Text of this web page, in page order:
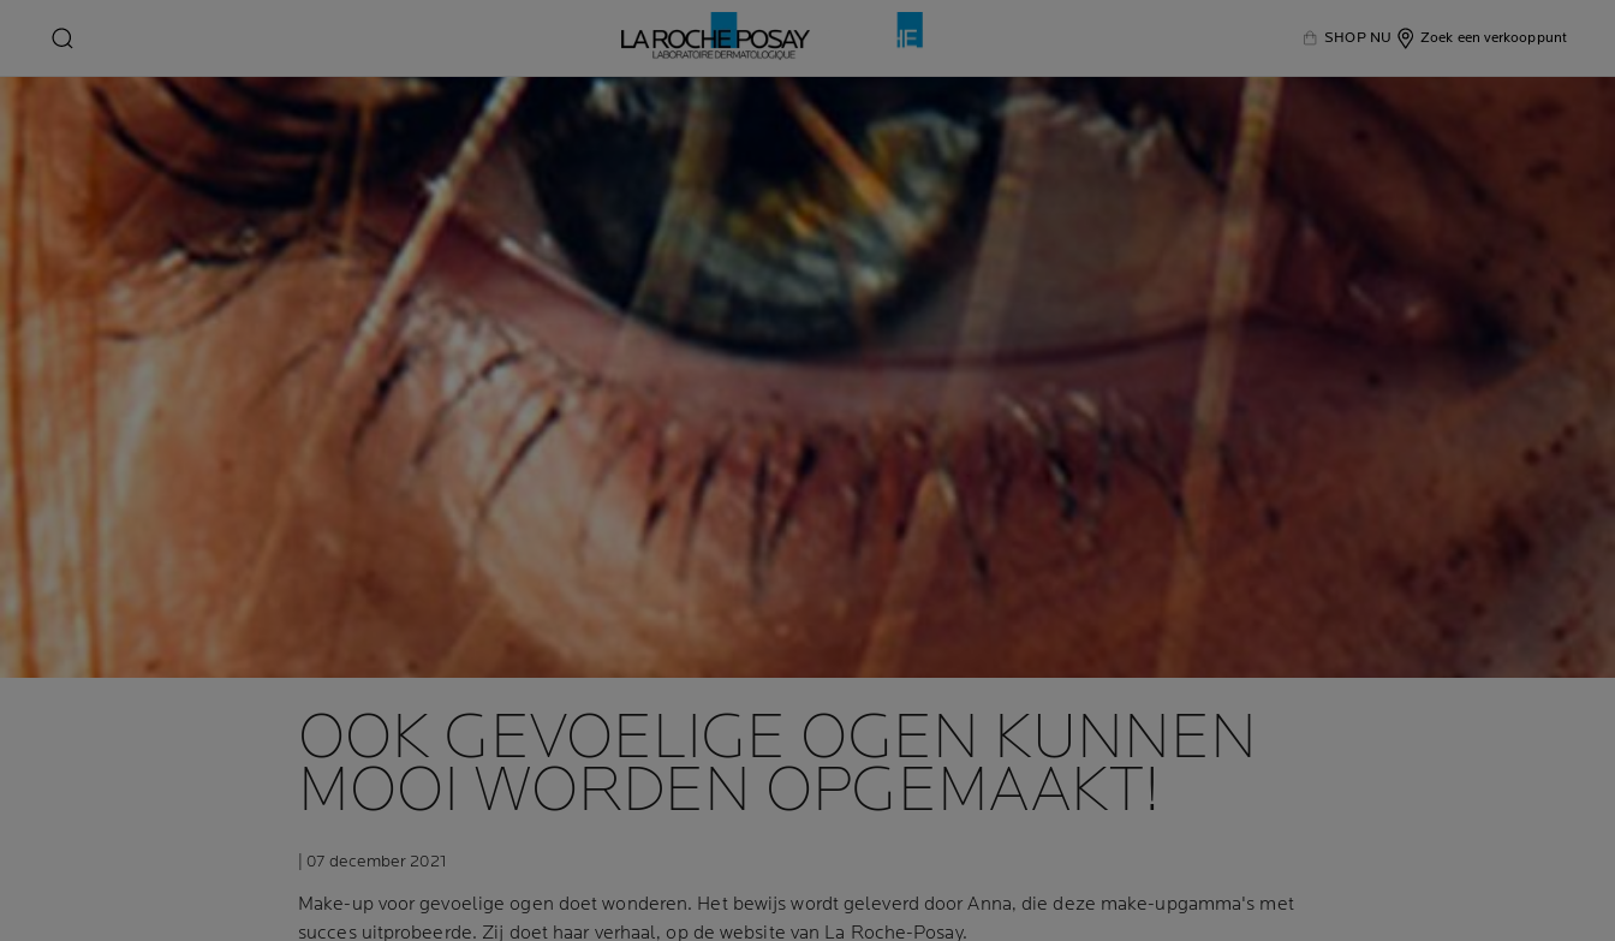
SHOP NU Zoek een verkooppunt
OOK GEVOELIGE OGEN KUNNEN
MOOI WORDEN OPGEMAAKT!
| 07 december 2021
Make-up voor gevoelige ogen doet wonderen. Het bewijs wordt geleverd door Anna, die deze make-upgamma's met
succes uitprobeerde. Zij doet haar verhaal, op de website van La Roche-Posay.